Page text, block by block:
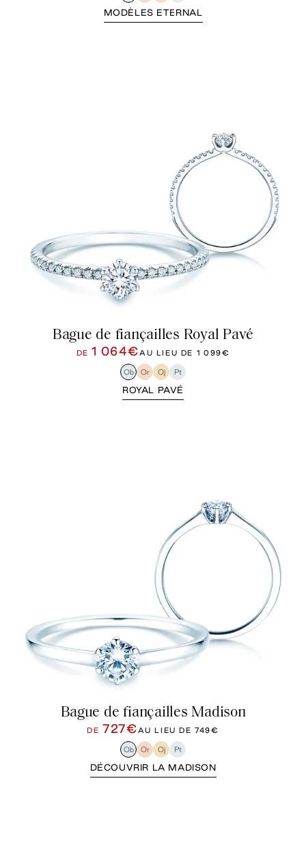
MODÈLES ETERNAL
Bague de fiançailles Royal Pavé
DE1 064€AU LIEU DE 1 099€
Ob Or Oj Pt
ROYAL PAVÉ
Bague de fiançailles Madison
DE 727€AU LIEU DE749€
Ob Or Oj Pt
DÉCOUVRIR LA MADISON